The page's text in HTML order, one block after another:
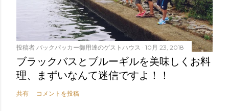
投稿者 バックパッカー御用達のゲストハウス 10月 23, 2018
ブラックバスとブルーギルを美味しくお料
理、まずいなんて迷信ですよ！！
共有 コメントを投稿